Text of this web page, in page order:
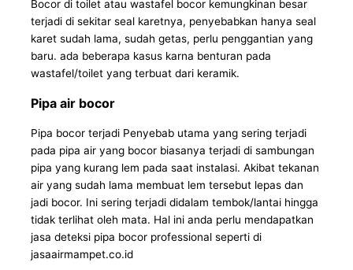
Bocor di toilet atau wastafel bocor kemungkinan besar
terjadi di sekitar seal karetnya, penyebabkan hanya seal
karet sudah lama, sudah getas, perlu penggantian yang
baru. ada beberapa kasus karna benturan pada
wastafel/toilet yang terbuat dari keramik.
Pipa air bocor
Pipa bocor terjadi Penyebab utama yang sering terjadi
pada pipa air yang bocor biasanya terjadi di sambungan
pipa yang kurang lem pada saat instalasi. Akibat tekanan
air yang sudah lama membuat lem tersebut lepas dan
jadi bocor. Ini sering terjadi didalam tembok/lantai hingga
tidak terlihat oleh mata. Hal ini anda perlu mendapatkan
jasa deteksi pipa bocor professional seperti di
jasaairmampet.co.id